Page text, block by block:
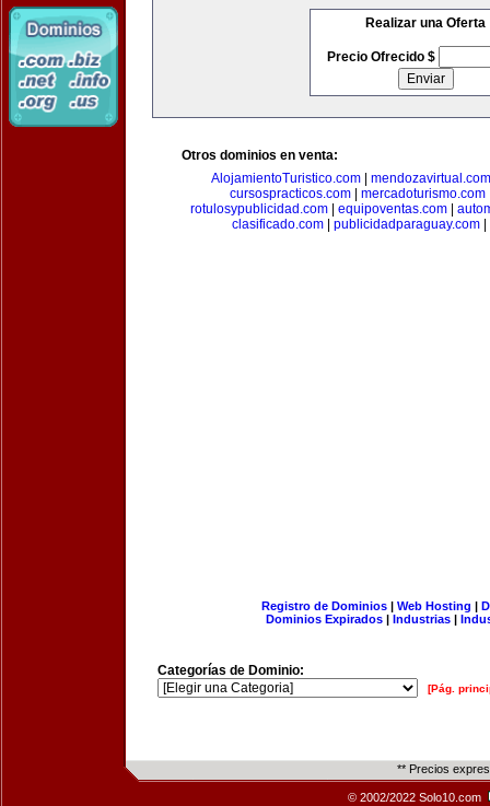
Realizar una Oferta
Precio Ofrecido $
Otros dominios en venta:
AlojamientoTuristico.com
mendozavirtual.com
cursospracticos.com| mercadoturismo.com
rotulosypublicidad.com
equipoventas.com
clasificado.com| publicidadparaguay.com|
Registro de Dominios| Web Hosting |
Dominios Expirados | Industrias |
Categorías de Dominio:
[Pág.
** Precios
© 2002/2022 Solo10.com